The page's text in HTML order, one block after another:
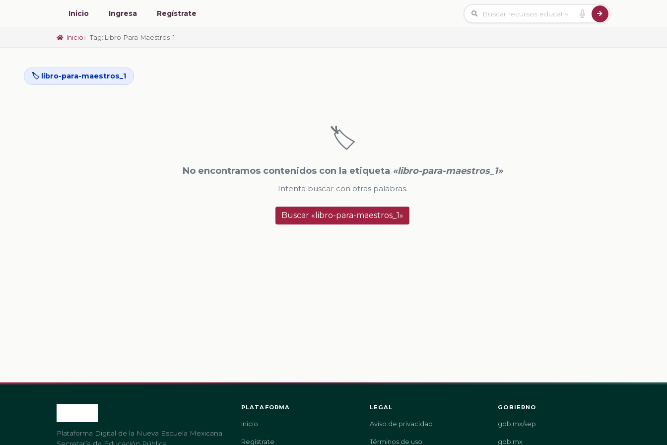
Inicio Ingresa Regístrate
Inicio Tag: Libro-Para-Maestros_1
🏷️ libro-para-maestros_1
🏷️
No encontramos contenidos con la etiqueta «libro-para-maestros_1»
Intenta buscar con otras palabras.
Buscar «libro-para-maestros_1»
Plataforma Digital de la Nueva Escuela Mexicana.
PLATAFORMA
Inicio
Regístrate
LEGAL
Aviso de privacidad
Términos de uso
GOBIERNO
gob.mx/sep
gob.mx